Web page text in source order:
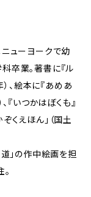
ニューヨークで幼
卒業。著書に『ル
、絵本に『あめあ
『いつかはぼくも』
くえほん」（国土
」の作中絵画を担